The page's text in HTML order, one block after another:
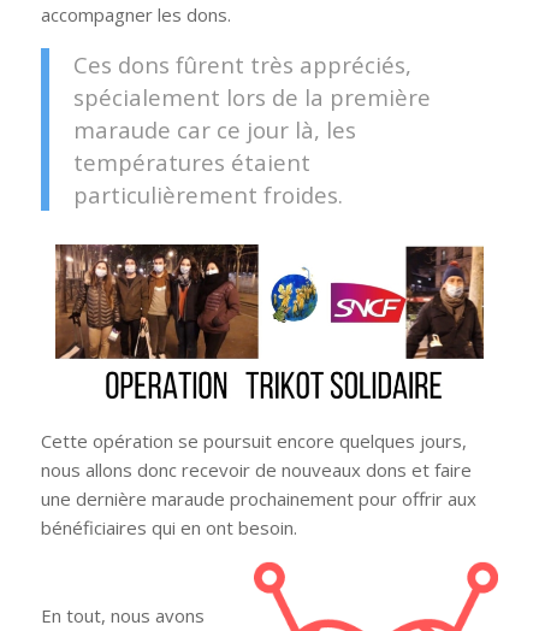
accompagner les dons.
Ces dons fûrent très appréciés,
spécialement lors de la première
maraude car ce jour là, les
températures étaient
particulièrement froides.
Cette opération se poursuit encore quelques jours,
nous allons donc recevoir de nouveaux dons et faire
une dernière maraude prochainement pour offrir aux
bénéficiaires qui en ont besoin.
En tout, nous avons